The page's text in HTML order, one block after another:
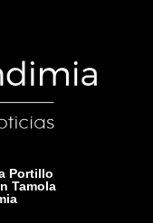
Portillo
Tamola